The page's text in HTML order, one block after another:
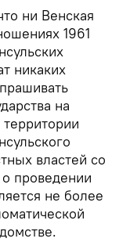
ни Венская
1961
никаких
на
властей со
проведении
не более